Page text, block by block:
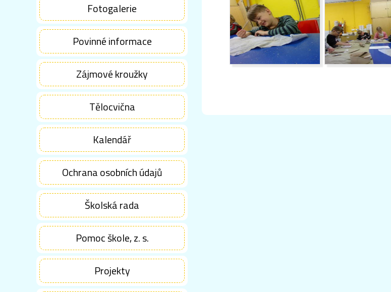
Fotogalerie
Povinné informace
Zájmové kroužky
Tělocvična
Kalendář
Ochrana osobních údajů
Školská rada
Pomoc škole, z. s.
Projekty